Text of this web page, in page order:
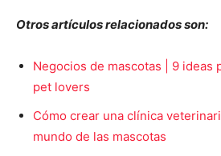
Otros artículos relacionados son:
Negocios de mascotas | 9 ideas
pet lovers
Cómo crear una clínica
mundo de las mascotas